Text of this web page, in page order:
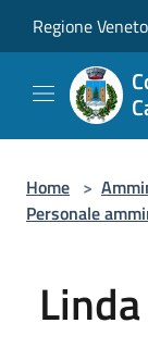
Regione Veneto
Home >
Personale